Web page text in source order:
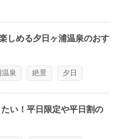
しめる夕日ヶ浦温泉のおす
温泉 絶景 夕日
い！平日限定や平日割の